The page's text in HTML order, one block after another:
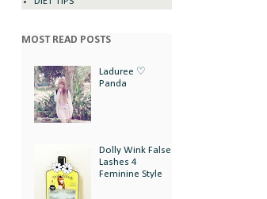
MOST READ POSTS
Laduree ♡
Panda
Dolly Wink False
Lashes 4
Feminine Style